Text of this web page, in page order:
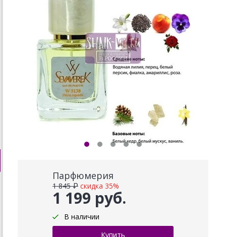
Парфюмерия
1 199 руб.
1 845 ₽ скидка 35%
В наличии